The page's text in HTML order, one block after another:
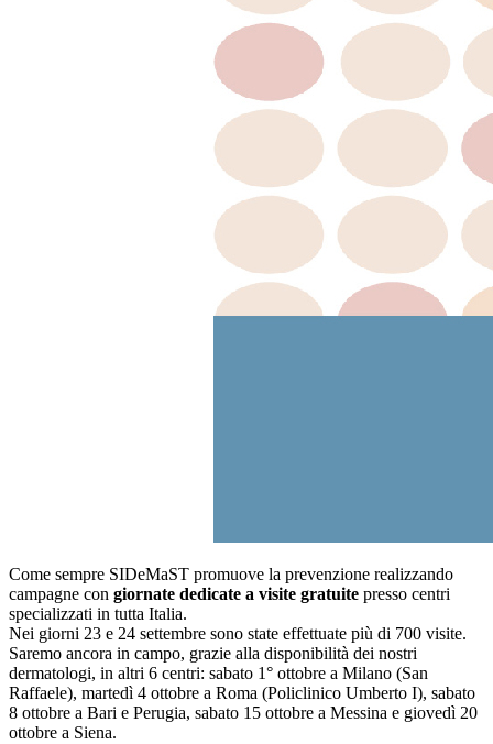
Come sempre SIDeMaST promuove la prevenzione realizzando
campagne con giornate dedicate a visite gratuite presso centri
specializzati in tutta Italia.
Nei giorni 23 e 24 settembre sono state effettuate più di 700 visite.
Saremo ancora in campo, grazie alla disponibilità dei nostri
dermatologi, in altri 6 centri: sabato 1° ottobre a Milano (San
Raffaele), martedì 4 ottobre a Roma (Policlinico Umberto I), sabato
8 ottobre a Bari e Perugia, sabato 15 ottobre a Messina e giovedì 20
ottobre a Siena.